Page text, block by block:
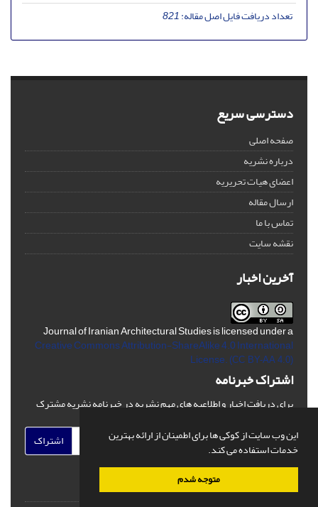
این وب سایت از کوکی ها برای اطمینان از ارائه بهترین
خدمات استفاده می کند.
متوجه شدم
تعداد دریافت فایل اصل مقاله:821
دسترسی سریع
صفحه اصلی
درباره نشریه
اعضای هیات تحریریه
ارسال مقاله
تماس با ما
نقشه سایت
آخرین اخبار
Journal of Iranian Architectural Studies is licensed under a
Creative Commons Attribution-ShareAlike 4.0 International
License. (CC BY-AA 4.0)
اشتراک خبرنامه
برای دریافت اخبار و اطلاعیه های مهم نشریه در خبرنامه نشریه مشترک
اشتراک